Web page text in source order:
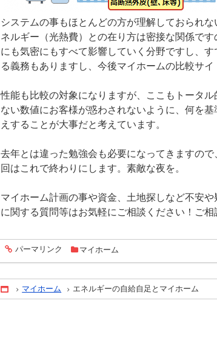
システムの事もほとんどの方が理解しておられ
ネルギー（光熱費）との在り方は密接な関係で
にも気密にもすべて影響していく分野ですし、
る義務もありますし、今後マイホームの比較サイ
性能も比較の対象になりますが、ここもトータ
ない数値にお客様が惑わされないように、何を
えすることが大事だと考えています。
去年とは違った勉強会も必要になってきますの
回はこれで終わりにします。素敵な夜を。
マイホーム計画の事や資金、土地探しなど不安
に関する質問等はお気軽にご相談ください！ご相
entry1083
パーマリンク マイホーム
Home
マイホーム エネルギーの自給自足とマイホーム